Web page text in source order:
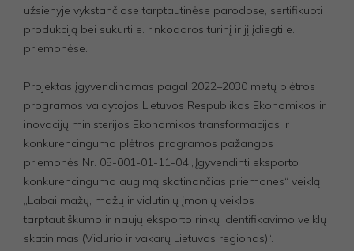
užsienyje vykstančiose tarptautinėse parodose, sertifikuoti
produkciją bei sukurti e. rinkodaros turinį ir jį įdiegti e.
priemonėse.
Projektas įgyvendinamas pagal 2022–2030 metų plėtros
programos valdytojos Lietuvos Respublikos Ekonomikos ir
inovacijų ministerijos Ekonomikos transformacijos ir
konkurencingumo plėtros programos pažangos
priemonės Nr. 05-001-01-11-04 „Įgyvendinti eksporto
konkurencingumo augimą skatinančias priemones“ veiklą
„Labai mažų, mažų ir vidutinių įmonių veiklos
tarptautiškumo ir naujų eksporto rinkų identifikavimo veiklų
skatinimas (Vidurio ir vakarų Lietuvos regionas)“.